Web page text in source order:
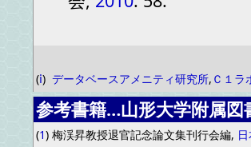
(ⅰ) データベースアメニティ研究所, Ｃ１ラ
参考書籍…山形大学附属図
(1) 梅渓昇教授退官記念論文集刊行会編,